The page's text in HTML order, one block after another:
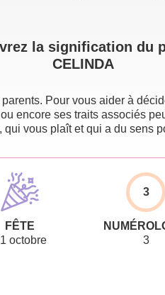
la signification du
CELINDA
Pour vous aider à
encore ses traits associés
qui vous plaît et qui a du sens
FÊTE
octobre
3
3